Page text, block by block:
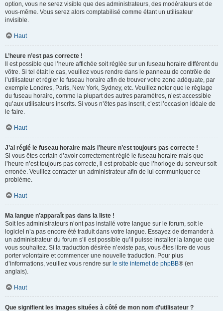
option, vous ne serez visible que des administrateurs, des modérateurs et de
vous-même. Vous serez alors comptabilisé comme étant un utilisateur
invisible.
Haut
L’heure n’est pas correcte !
Il est possible que l’heure affichée soit réglée sur un fuseau horaire différent du
vôtre. Si tel était le cas, veuillez vous rendre dans le panneau de contrôle de
l’utilisateur et régler le fuseau horaire afin de trouver votre zone adéquate, par
exemple Londres, Paris, New York, Sydney, etc. Veuillez noter que le réglage
du fuseau horaire, comme la plupart des autres paramètres, n’est accessible
qu’aux utilisateurs inscrits. Si vous n’êtes pas inscrit, c’est l’occasion idéale de
le faire.
Haut
J’ai réglé le fuseau horaire mais l’heure n’est toujours pas correcte !
Si vous êtes certain d’avoir correctement réglé le fuseau horaire mais que
l’heure n’est toujours pas correcte, il est probable que l’horloge du serveur soit
erronée. Veuillez contacter un administrateur afin de lui communiquer ce
problème.
Haut
Ma langue n’apparaît pas dans la liste !
Soit les administrateurs n’ont pas installé votre langue sur le forum, soit le
logiciel n’a pas encore été traduit dans votre langue. Essayez de demander à
un administrateur du forum s’il est possible qu’il puisse installer la langue que
vous souhaitez. Si la traduction désirée n’existe pas, vous êtes libre de vous
porter volontaire et commencer une nouvelle traduction. Pour plus
d’informations, veuillez vous rendre sur le site internet de phpBB® (en
anglais).
Haut
Que signifient les images situées à côté de mon nom d’utilisateur ?